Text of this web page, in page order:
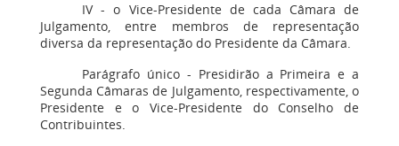
IV - o Vice-Presidente de cada Câmara de
Julgamento, entre membros de representação
diversa da representação do Presidente da Câmara.
Parágrafo único - Presidirão a Primeira e a
Segunda Câmaras de Julgamento, respectivamente, o
Presidente e o Vice-Presidente do Conselho de
Contribuintes.